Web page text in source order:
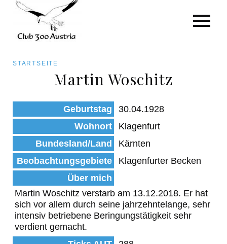
zum
Inhalt
Pfadnavigation
STARTSEITE
Martin Woschitz
Geburtstag
30.04.1928
Wohnort
Klagenfurt
Bundesland/Land
Kärnten
Beobachtungsgebiete
Klagenfurter Becken
Über mich
Martin Woschitz verstarb am 13.12.2018. Er hat
sich vor allem durch seine jahrzehntelange, sehr
intensiv betriebene Beringungstätigkeit sehr
verdient gemacht.
Art/Species
Status
Kategorie für die Österreich-Liste
Beobachtungen